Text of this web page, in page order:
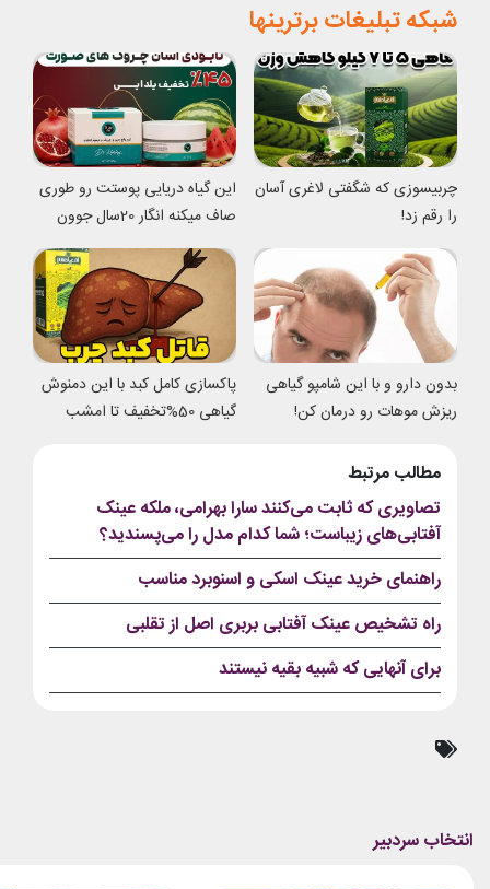
شبکه تبلیغات برترینها
چربیسوزی که شگفتی لاغری آسان
را رقم زد!
این گیاه دریایی پوستت رو طوری
صاف میکنه انگار 20سال جوون
شدی
بدون دارو و با این شامپو گیاهی
ریزش موهات رو درمان کن!
پاکسازی کامل کبد با این دمنوش
گیاهی 50%تخفیف تا امشب
مطالب مرتبط
تصاویری که ثابت می‌کنند سارا بهرامی، ملکه عینک
آفتابی‌های زیباست؛ شما کدام مدل را می‌پسندید؟
راهنمای خرید عینک اسکی و اسنوبرد مناسب
راه تشخیص عینک آفتابی بربری اصل از تقلبی
برای آنهايی که شبيه بقيه نيستند